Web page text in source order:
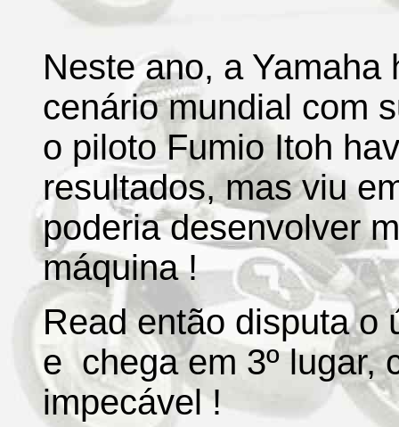
Neste ano, a Yamaha
cenário mundial com
o piloto Fumio Itoh
resultados, mas viu
poderia desenvolver
máquina !
Read então disputa o
e chega em 3º lugar,
impecável !